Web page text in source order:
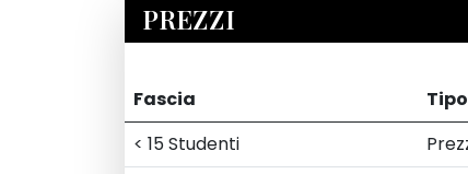
PREZZI
Fascia Tipo
< 15 Studenti